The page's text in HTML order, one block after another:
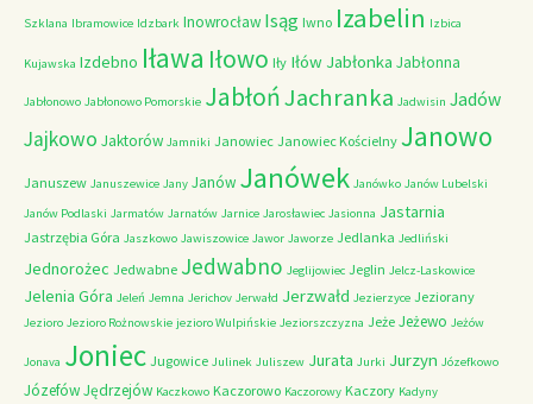
Szklana Ibramowice Idzbark Inowrocław Isąg Iwno Izabelin Izbica
Kujawska Izdebno Iława Iłowo Iły Iłów Jabłonka Jabłonna
Jabłonowo Jabłonowo Pomorskie JabłońJachranka Jadwisin Jadów
Jajkowo Jaktorów Jamniki Janowiec Janowiec Kościelny Janowo
Januszew Januszewice Jany Janów Janówek Janówko Janów Lubelski
Janów Podlaski Jarmatów Jarnatów Jarnice Jarosławiec Jasionna Jastarnia
Jastrzębia Góra Jaszkowo Jawiszowice Jawor Jaworze Jedlanka Jedliński
Jednorożec Jedwabne Jedwabno Jeglijowiec Jeglin Jelcz-Laskowice
Jelenia Góra Jeleń Jemna Jerichov Jerwałd Jerzwałd Jezierzyce Jeziorany
Jezioro Jezioro Rożnowskie jezioro Wulpińskie Jeziorszczyzna Jeże Jeżewo Jeżów
Jonava Joniec Jugowice Julinek Juliszew Jurata Jurki Jurzyn Józefkowo
JózefówJędrzejów Kaczkowo Kaczorowo Kaczorowy Kaczory Kadyny